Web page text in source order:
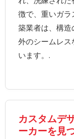
徴で、重いガ
築業者は、構
外のシームレ
います。.
カスタムデ
ーカーを見